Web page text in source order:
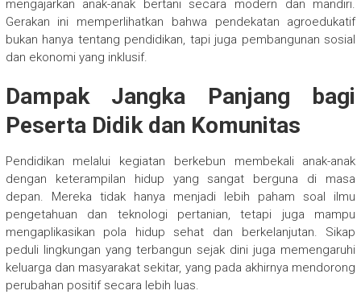
mengajarkan anak-anak bertani secara modern dan mandiri.
Gerakan ini memperlihatkan bahwa pendekatan agroedukatif
bukan hanya tentang pendidikan, tapi juga pembangunan sosial
dan ekonomi yang inklusif.
Dampak Jangka Panjang bagi
Peserta Didik dan Komunitas
Pendidikan melalui kegiatan berkebun membekali anak-anak
dengan keterampilan hidup yang sangat berguna di masa
depan. Mereka tidak hanya menjadi lebih paham soal ilmu
pengetahuan dan teknologi pertanian, tetapi juga mampu
mengaplikasikan pola hidup sehat dan berkelanjutan. Sikap
peduli lingkungan yang terbangun sejak dini juga memengaruhi
keluarga dan masyarakat sekitar, yang pada akhirnya mendorong
perubahan positif secara lebih luas.